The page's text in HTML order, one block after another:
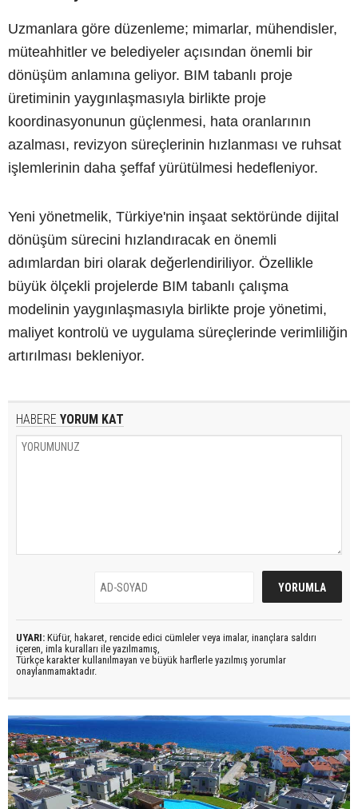
Uzmanlara göre düzenleme; mimarlar, mühendisler,
müteahhitler ve belediyeler açısından önemli bir
dönüşüm anlamına geliyor. BIM tabanlı proje
üretiminin yaygınlaşmasıyla birlikte proje
koordinasyonunun güçlenmesi, hata oranlarının
azalması, revizyon süreçlerinin hızlanması ve ruhsat
işlemlerinin daha şeffaf yürütülmesi hedefleniyor.
Yeni yönetmelik, Türkiye'nin inşaat sektöründe dijital
dönüşüm sürecini hızlandıracak en önemli
adımlardan biri olarak değerlendiriliyor. Özellikle
büyük ölçekli projelerde BIM tabanlı çalışma
modelinin yaygınlaşmasıyla birlikte proje yönetimi,
maliyet kontrolü ve uygulama süreçlerinde verimliliğin
artırılması bekleniyor.
HABERE YORUM KAT
UYARI: Küfür, hakaret, rencide edici cümleler veya imalar, inançlara saldırı
içeren, imla kuralları ile yazılmamış,
Türkçe karakter kullanılmayan ve büyük harflerle yazılmış yorumlar
onaylanmamaktadır.